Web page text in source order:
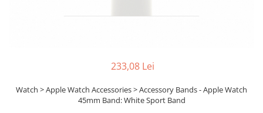
Microfoane & Casti Gaming
Mouse Gaming
233,08 Lei
Watch > Apple Watch Accessories > Accessory Bands - Apple Watch
45mm Band: White Sport Band